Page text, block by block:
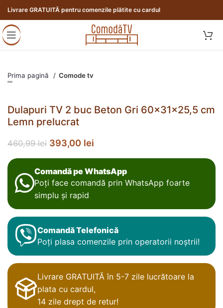
Livrare GRATUITĂ pentru comenzile plătite cu cardul
Prima pagină Comode tv
Dulapuri TV 2 buc Beton Gri 60x31x25,5 cm
Lemn prelucrat
460,99lei 393,00 lei
Comandă pe WhatsApp
Poți face comandă prin WhatsApp foarte
simplu și rapid
Comandă Telefonică
Poți plasa comenzile prin operatorii noștrii!
Livrare GRATUITĂ în 5-7 zile lucrătoare la
plata cu cardul,
14 zile drept de retur!